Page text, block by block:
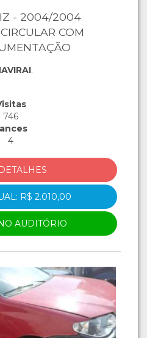
- 2004/2004
COM
.
746
4
R$ 2.010,00
AUDITÓRIO